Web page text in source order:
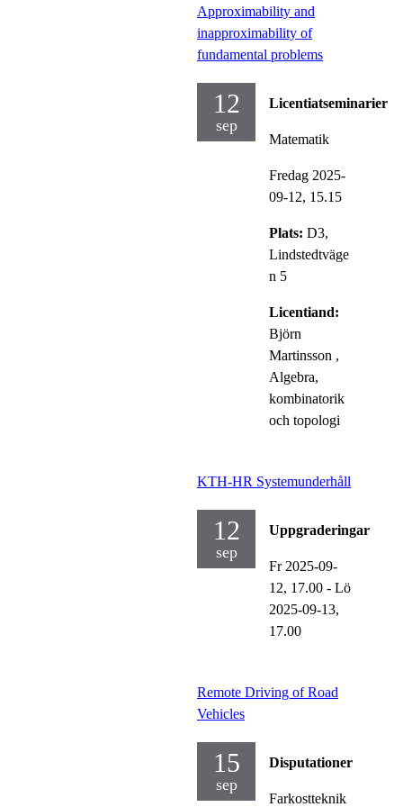
Approximability and
inapproximability of
fundamental problems
12
sep
Licentiatseminarier
Matematik
Fredag 2025-
09-12, 15.15
Plats: D3,
Lindstedtväge
n 5
Licentiand:
Björn
Martinsson ,
Algebra,
kombinatorik
och topologi
KTH-HR Systemunderhåll
12
sep
Uppgraderingar
Fr 2025-09-
12, 17.00 - Lö
2025-09-13,
17.00
Remote Driving of Road
Vehicles
15
sep
Disputationer
Farkostteknik